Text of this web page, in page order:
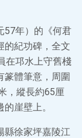
57年）的《何君
的紀功碑，全文
在邛水上守舊棧
篆體筆意，周圍
，縱長約65厘
崖壁上。
縣徐家坪嘉陵江